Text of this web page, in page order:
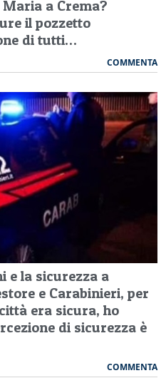
a Crema?
il pozzetto
di tutti…
COMMENTA
e la sicurezza a
e Carabinieri, per
era sicura, ho
di sicurezza è
COMMENTA